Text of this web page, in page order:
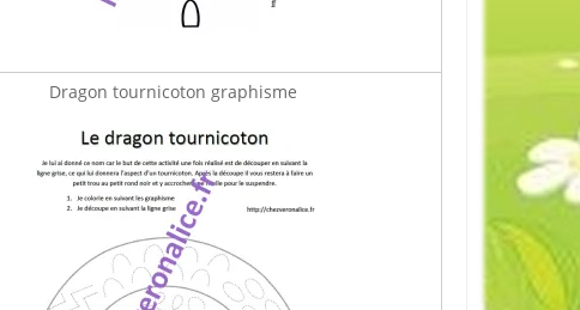
Dragon tournicoton graphisme